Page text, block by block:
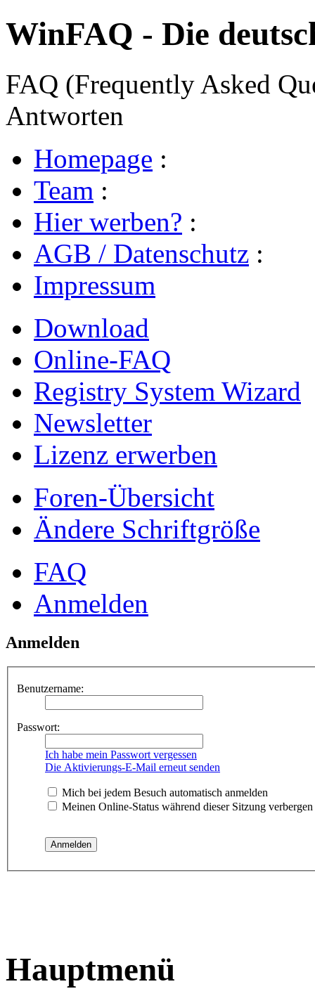
WinFAQ - Die
FAQ (Frequently Asked
Antworten
Homepage :
Team :
Hier werben? :
AGB / Datenschutz :
Impressum
Download
Online-FAQ
Registry System Wizard
Newsletter
Lizenz erwerben
Foren-Übersicht
Ändere Schriftgröße
FAQ
Anmelden
Anmelden
Benutzername:
Passwort:
Ich habe mein Passwort vergessen
Die Aktivierungs-E-Mail erneut senden
Mich bei jedem Besuch automatisch anmelden
Meinen Online-Status während dieser Sitzung verbergen
Hauptmenü